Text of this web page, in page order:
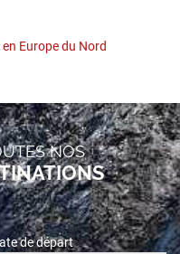
Europe du Nord
NOS
de départ